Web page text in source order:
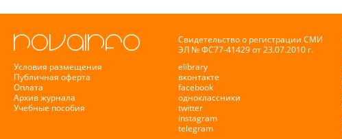
Условия размещения
Публичная оферта
Оплата
Архив журнала
Учебные пособия
Свидетельство о регистрации СМИ
ЭЛ № ФС77-41429 от 23.07.2010 г.
elibrary
вконтакте
facebook
одноклассники
twitter
instagram
telegram